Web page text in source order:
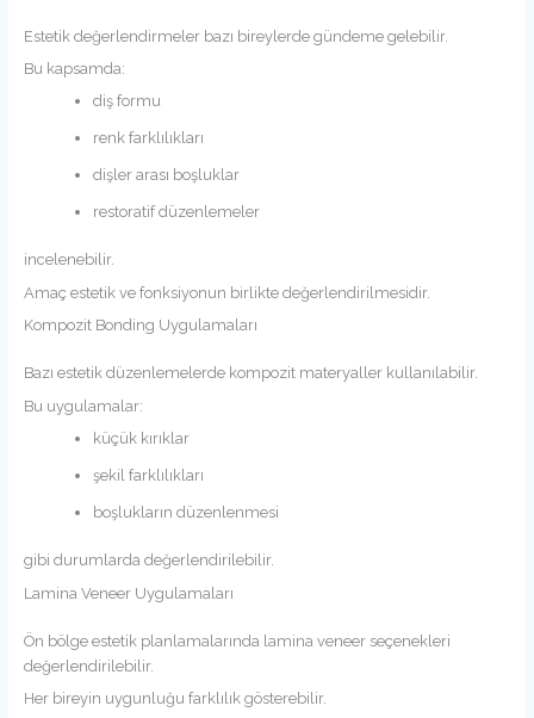
Estetik değerlendirmeler bazı bireylerde gündeme gelebilir.
Bu kapsamda:
diş formu
renk farklılıkları
dişler arası boşluklar
restoratif düzenlemeler
incelenebilir.
Amaç estetik ve fonksiyonun birlikte değerlendirilmesidir.
Kompozit Bonding Uygulamaları
Bazı estetik düzenlemelerde kompozit materyaller kullanılabilir.
Bu uygulamalar:
küçük kırıklar
şekil farklılıkları
boşlukların düzenlenmesi
gibi durumlarda değerlendirilebilir.
Lamina Veneer Uygulamaları
Ön bölge estetik planlamalarında lamina veneer seçenekleri
değerlendirilebilir.
Her bireyin uygunluğu farklılık gösterebilir.